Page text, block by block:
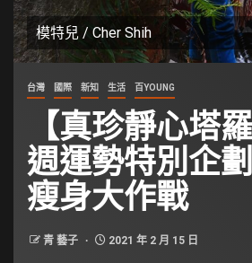
模特兒 / Cher Shih
台灣 國際 新知 生活 百YOUNG
【真珍靜心塔
週運勢特別企
瘦身大作戰
青 藝子 2021 年 2 月 15 日